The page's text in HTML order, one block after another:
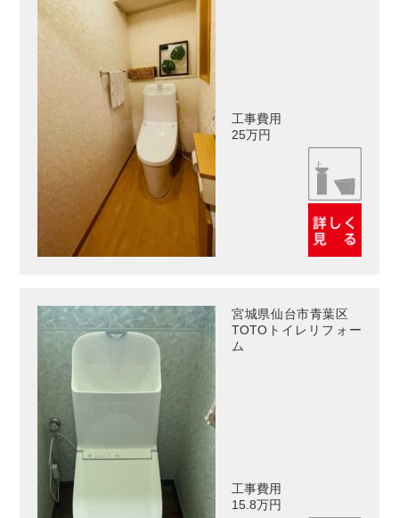
工事費用
25万円
宮城県仙台市青葉区
TOTOトイレリフォー
ム
工事費用
15.8万円